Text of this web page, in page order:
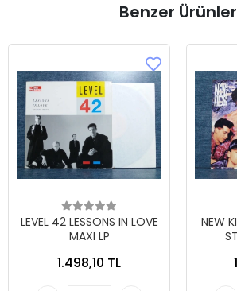
Benzer Ürünler
LEVEL 42 LESSONS IN LOVE
MAXI LP
1.498,10 TL
NEW